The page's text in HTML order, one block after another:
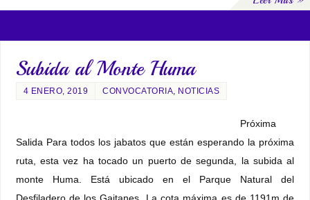
Subida al Monte Huma
4 ENERO, 2019 CONVOCATORIA, NOTICIAS
Próxima
Salida Para todos los jabatos que están esperando la próxima
ruta, esta vez ha tocado un puerto de segunda, la subida al
monte Huma. Está ubicado en el Parque Natural del